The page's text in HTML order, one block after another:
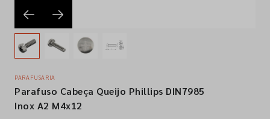
Empresa
Contactos
Siga-nos nas redes sociais
PARAFUSARIA
Parafuso Cabeça Queijo Phillips DIN7985
Inox A2 M4x12